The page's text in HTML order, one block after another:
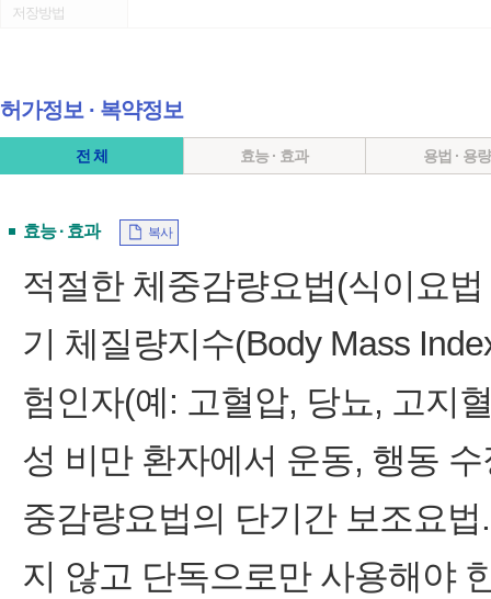
저장방법
허가정보 ∙ 복약정보
전 체 효능 · 효과 용법 · 용량
효능 · 효과 복사
적절한 체중감량요법(식이요
기 체질량지수(Body Mass
험인자(예: 고혈압, 당뇨, 고지
성 비만 환자에서 운동, 행동
중감량요법의 단기간 보조요
지 않고 단독으로만 사용해야